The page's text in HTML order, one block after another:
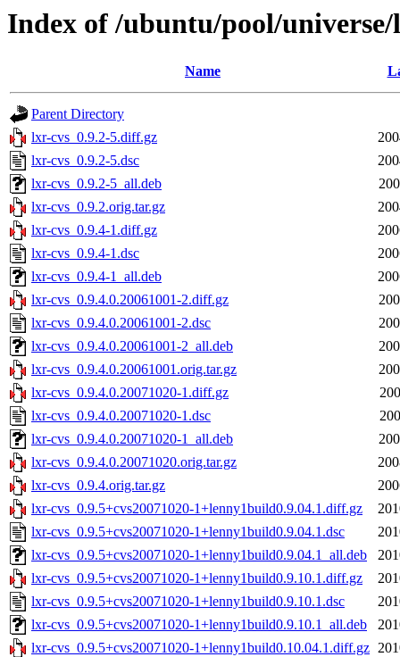
Index of /ubuntu/pool/
Name
Parent Directory
lxr-cvs_0.9.2-5.diff.gz
lxr-cvs_0.9.2-5.dsc
lxr-cvs_0.9.2-5_all.deb
lxr-cvs_0.9.2.orig.tar.gz
lxr-cvs_0.9.4-1.diff.gz
lxr-cvs_0.9.4-1.dsc
lxr-cvs_0.9.4-1_all.deb
lxr-cvs_0.9.4.0.20061001-2.diff.gz
lxr-cvs_0.9.4.0.20061001-2.dsc
lxr-cvs_0.9.4.0.20061001-2_all.deb
lxr-cvs_0.9.4.0.20061001.orig.tar.gz
lxr-cvs_0.9.4.0.20071020-1.diff.gz
lxr-cvs_0.9.4.0.20071020-1.dsc
lxr-cvs_0.9.4.0.20071020-1_all.deb
lxr-cvs_0.9.4.0.20071020.orig.tar.gz
lxr-cvs_0.9.4.orig.tar.gz
lxr-cvs_0.9.5+cvs20071020-1+lenny1build0.9.04.1.diff.gz
lxr-cvs_0.9.5+cvs20071020-1+lenny1build0.9.04.1.dsc
lxr-cvs_0.9.5+cvs20071020-1+lenny1build0.9.04.1_all.deb
lxr-cvs_0.9.5+cvs20071020-1+lenny1build0.9.10.1.diff.gz
lxr-cvs_0.9.5+cvs20071020-1+lenny1build0.9.10.1.dsc
lxr-cvs_0.9.5+cvs20071020-1+lenny1build0.9.10.1_all.deb
lxr-cvs_0.9.5+cvs20071020-1+lenny1build0.10.04.1.diff.gz